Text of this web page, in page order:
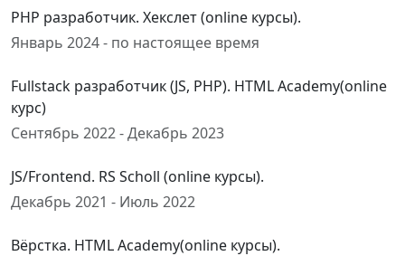
PHP разработчик. Хекслет (online курсы).
Январь 2024 - по настоящее время
Fullstack разработчик (JS, PHP). HTML Academy(online
курс)
Сентябрь 2022 - Декабрь 2023
JS/Frontend. RS Scholl (online курсы).
Декабрь 2021 - Июль 2022
Вёрстка. HTML Academy(online курсы).